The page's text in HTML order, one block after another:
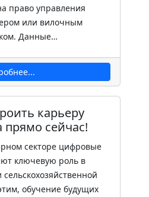
право управления
или вилочным
Данные…
карьеру
сейчас!
секторе цифровые
ключевую роль в
обучение будущих